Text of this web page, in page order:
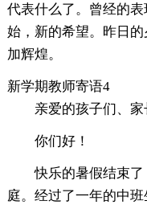
代表什么了。曾经的
始，新的希望。昨日
加辉煌。
新学期教师寄语4
亲爱的孩子们、家
你们好！
快乐的暑假结束
庭。经过了一年的中